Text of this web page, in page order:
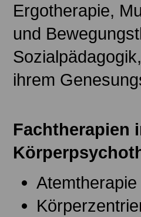
Ergotherapie,
und
ihrem
Fachtherapien
Atemtherapie